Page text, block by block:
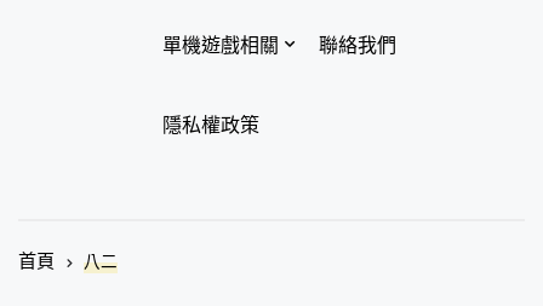
單機遊戲相關 聯絡我們
隱私權政策
首頁 八二